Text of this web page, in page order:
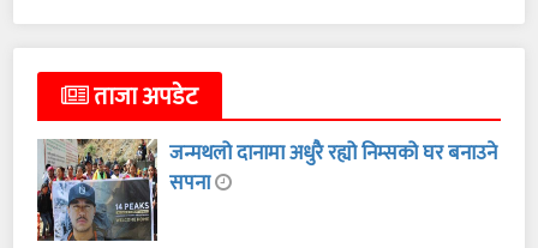
ताजा अपडेट
जन्मथलो दानामा अधुरै रह्यो निम्सको घर बनाउने
सपना